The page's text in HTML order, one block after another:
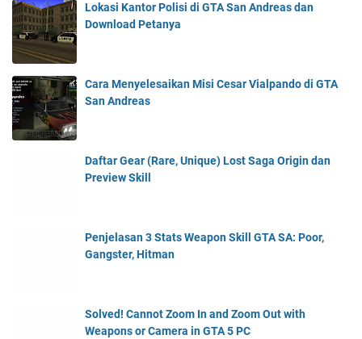
Lokasi Kantor Polisi di GTA San Andreas dan
Download Petanya
Cara Menyelesaikan Misi Cesar Vialpando di GTA
San Andreas
Daftar Gear (Rare, Unique) Lost Saga Origin dan
Preview Skill
Penjelasan 3 Stats Weapon Skill GTA SA: Poor,
Gangster, Hitman
Solved! Cannot Zoom In and Zoom Out with
Weapons or Camera in GTA 5 PC